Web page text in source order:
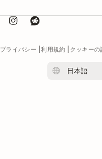
プライバシー 利用規約 クッキーの